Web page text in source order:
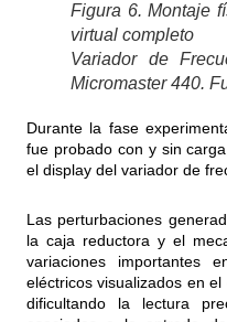
Figura 6. Montaje
virtual completo
Variador de
Micromaster 440.
Durante la fase
fue probado con y sin
el display del variador de
Las perturbaciones
la caja reductora y el
variaciones importantes
eléctricos visualizados en
dificultando la lectura